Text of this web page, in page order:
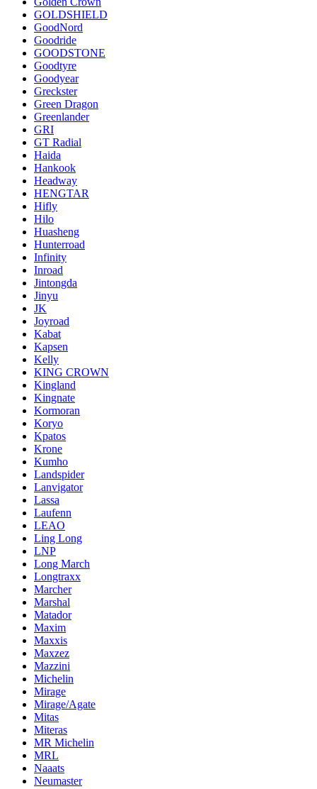
GOLDSHIELD
GoodNord
Goodride
GOODSTONE
Goodtyre
Goodyear
Greckster
Green Dragon
Greenlander
GRI
GT Radial
Haida
Hankook
Headway
HENGTAR
Hifly
Hilo
Huasheng
Hunterroad
Infinity
Inroad
Jintongda
Jinyu
JK
Joyroad
Kabat
Kapsen
Kelly
KING CROWN
Kingland
Kingnate
Kormoran
Koryo
Kpatos
Krone
Kumho
Landspider
Lanvigator
Lassa
Laufenn
LEAO
Ling Long
LNP
Long March
Longtraxx
Marcher
Marshal
Matador
Maxim
Maxxis
Maxzez
Mazzini
Michelin
Mirage
Mirage/Agate
Mitas
Miteras
MR Michelin
MRL
Naaats
Neumaster